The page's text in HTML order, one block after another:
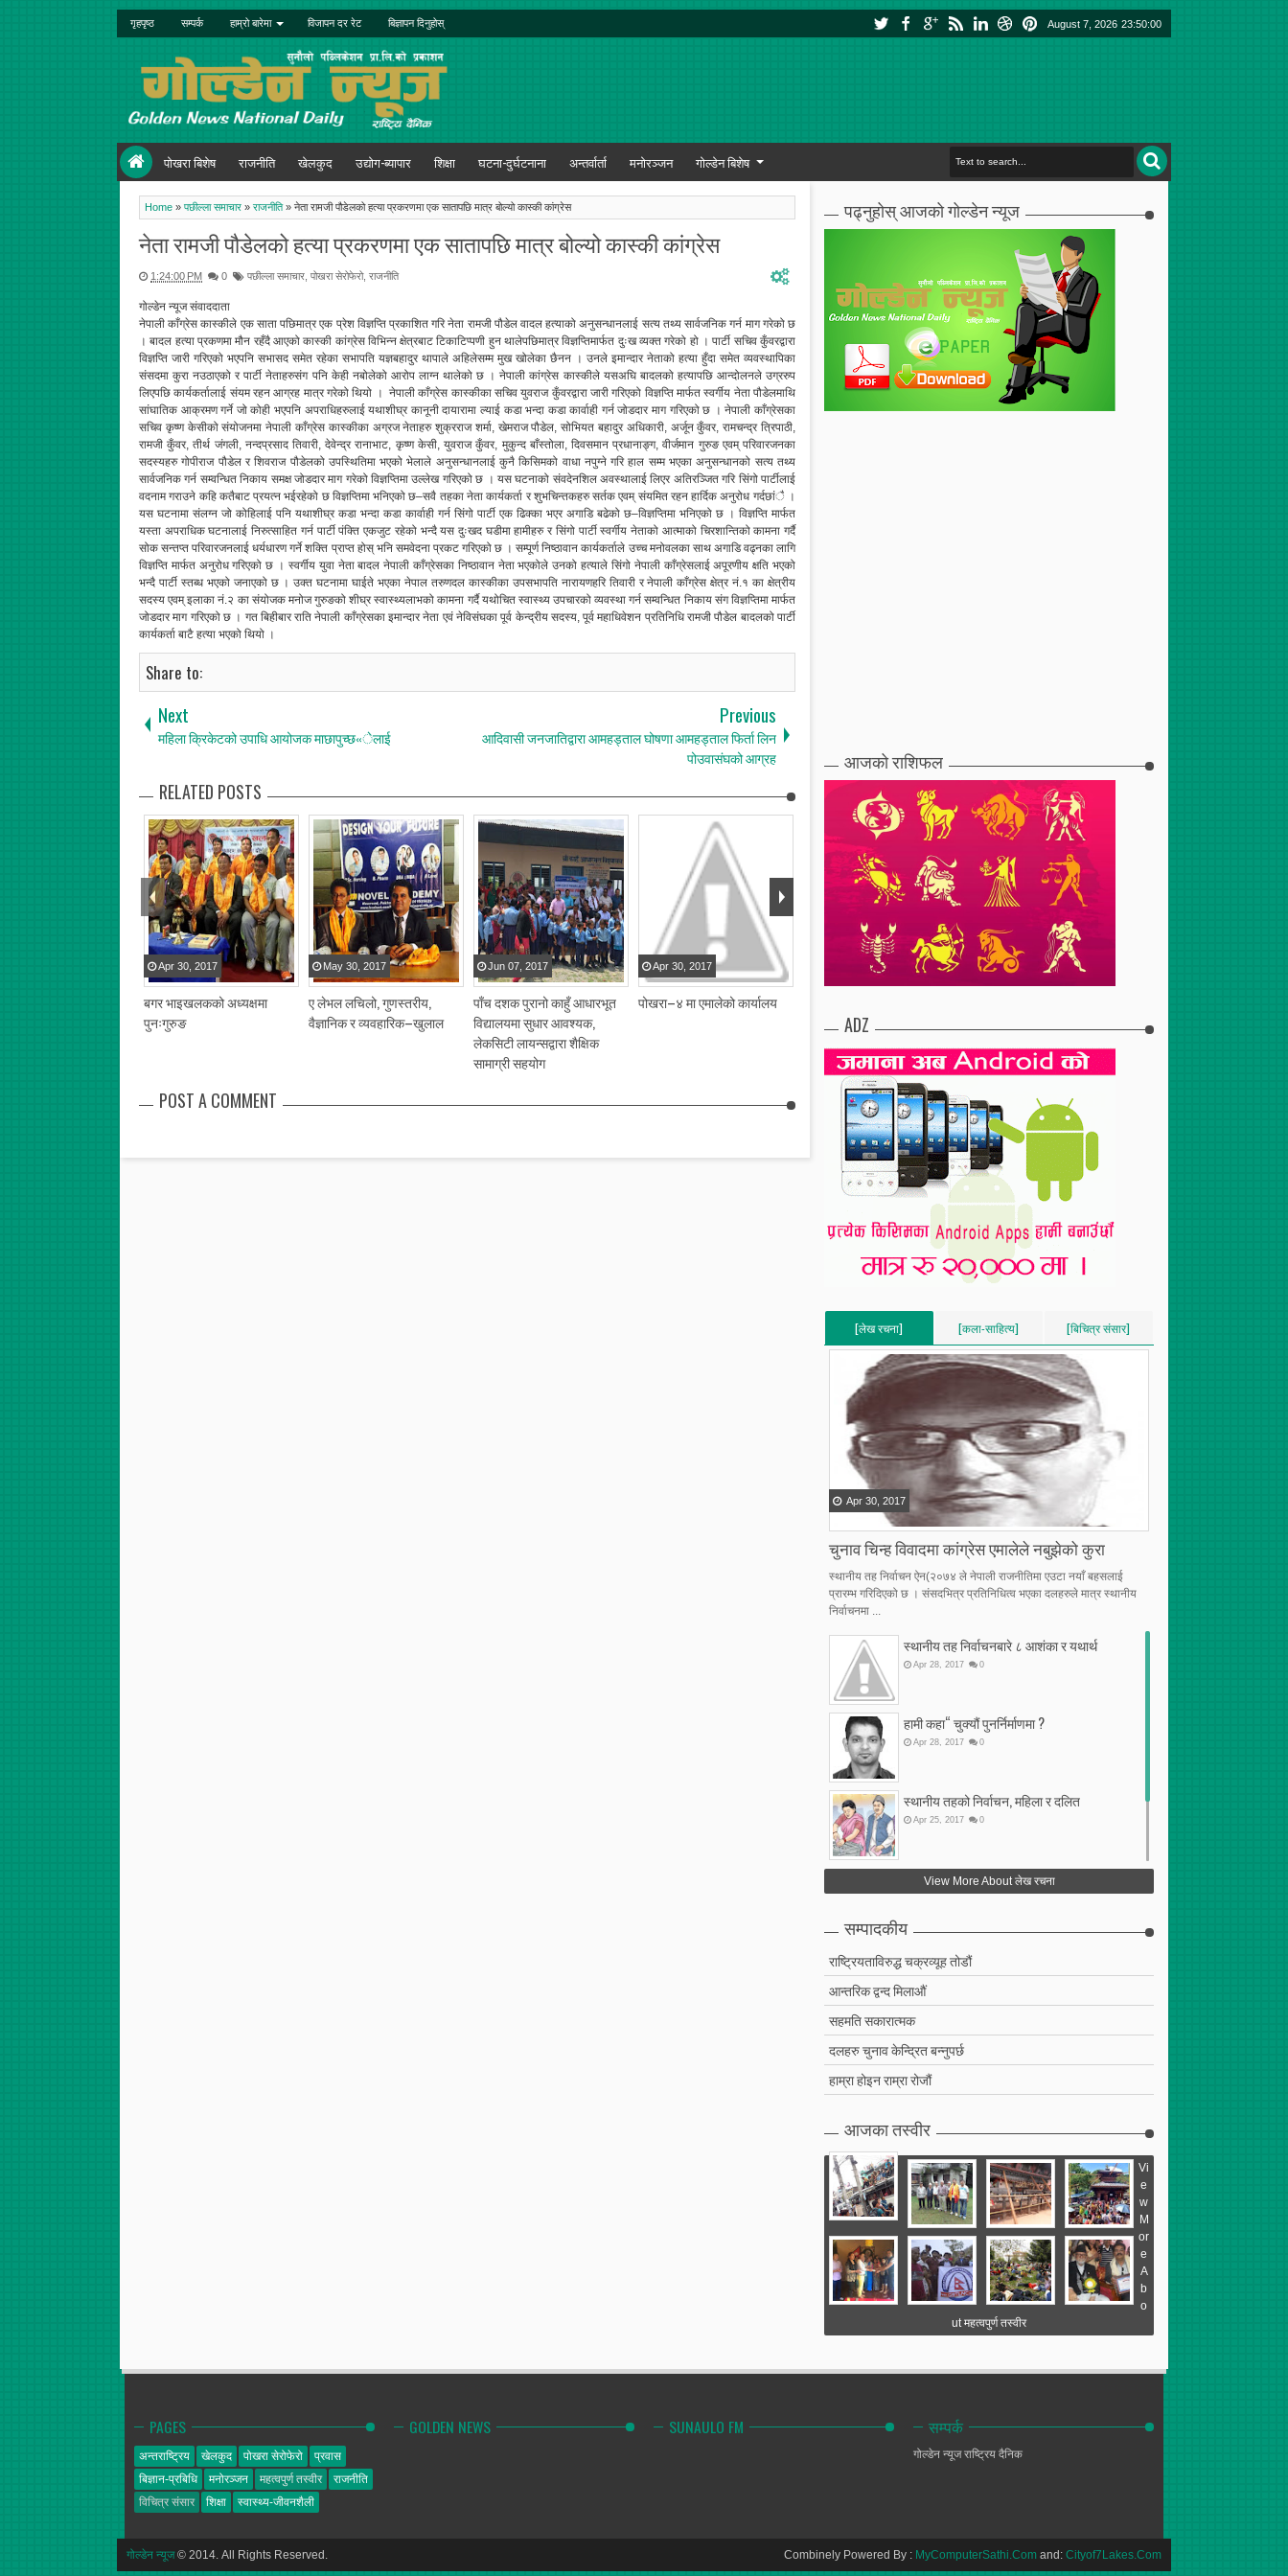
गृहपृष्ठ सम्पर्क हाम्रो बारेमा विजापन दर रेट बिज्ञापन दिनुहोस् August 7, 2026 23:50:01
पोखरा बिशेष राजनीति खेलकुद उद्योग-ब्यापार शिक्षा घटना-दुर्घटनाना अन्तर्वार्ता मनोरञ्जन गोल्डेन बिशेष
Home » पछील्ला समाचार » राजनीति » नेता रामजी पौडेलको हत्या प्रकरणमा एक सातापछि मात्र बोल्यो कास्की कांग्रेस
नेता रामजी पौडेलको हत्या प्रकरणमा एक सातापछि मात्र बोल्यो कास्की कांग्रेस
1:24:00 PM 0 पछील्ला समाचार पोखरा सेरोफेरो, राजनीति
गोल्डेन न्यूज संवाददाता
नेपाली काँग्रेस कास्कीले एक साता पछिमात्र एक प्रेश विज्ञप्ति प्रकाशित गरि नेता रामजी पौडेल वादल हत्याको अनुसन्धानलाई सत्य तथ्य सार्वजनिक गर्न माग गरेको छ
। बादल हत्या प्रकणमा मौन रहँदै आएको कास्की कांग्रेस विभिन्न क्षेत्रबाट टिकाटिप्पणी हुन थालेपछिमात्र विज्ञप्तिमार्फत दुःख व्यक्त गरेको हो । पार्टी सचिव कुँवरद्वारा
विज्ञप्ति जारी गरिएको भएपनि सभासद समेत रहेका सभापति यज्ञबहादुर थापाले अहिलेसम्म मुख खोलेका छैनन । उनले इमान्दार नेताको हत्या हुँदा समेत व्यवस्थापिका
संसदमा कुरा नउठाएको र पार्टी नेताहरुसंग पनि केही नबोलेको आरोप लाग्न थालेको छ । नेपाली कांग्रेस कास्कीले यसअघि बादलको हत्यापछि आन्दोलनले उग्ररुप
लिएपछि कार्यकर्तालाई संयम रहन आग्रह मात्र गरेको थियो । नेपाली काँग्रेस कास्कीका सचिव युवराज कुँवरद्वारा जारी गरिएको विज्ञप्ति मार्फत स्वर्गीय नेता पौडेलमाथि
सांघातिक आक्रमण गर्ने जो कोही भएपनि अपराधिहरुलाई यथाशीघ्र कानूनी दायारामा ल्याई कडा भन्दा कडा कार्वाही गर्न जोडदार माग गरिएको छ । नेपाली काँग्रेसका
सचिव कृष्ण केसीको संयोजनमा नेपाली काँग्रेस कास्कीका अग्रज नेताहरु शुक्रराज शर्मा, खेमराज पौडेल, सोभियत बहादुर अधिकारी, अर्जून कुँवर, रामचन्द्र त्रिपाठी,
रामजी कुँवर, तीर्थ जंगली, नन्दप्रसाद तिवारी, देवेन्द्र रानाभाट, कृष्ण केसी, युवराज कुँवर, मुकुन्द बाँस्तोला, दिवसमान प्रधानाङ्ग, वीर्जमान गुरुङ एवम् परिवारजनका
सदस्यहरु गोपीराज पौडेल र शिवराज पौडेलको उपस्थितिमा भएको भेलाले अनुसन्धानलाई कुनै किसिमको वाधा नपुग्ने गरि हाल सम्म भएका अनुसन्धानको सत्य तथ्य
सार्वजनिक गर्न सम्वन्धित निकाय समक्ष जोडदार माग गरेको विज्ञप्तिमा उल्लेख गरिएको छ । यस घटनाको संवदेनशिल अवस्थालाई लिएर अतिरञ्जित गरि सिंगो पार्टीलाई
वदनाम गराउने कहि कतैबाट प्रयत्न भईरहेको छ विज्ञप्तिमा भनिएको छ–सवै तहका नेता कार्यकर्ता र शुभचिन्तकहरु सर्तक एवम् संयमित रहन हार्दिक अनुरोध गर्दछांै ।
यस घटनामा संलग्न जो कोहिलाई पनि यथाशीघ्र कडा भन्दा कडा कार्वाही गर्न सिंगो पार्टी एक ढिक्का भएर अगाडि बढेको छ–विज्ञप्तिमा भनिएको छ । विज्ञप्ति मार्फत
यस्ता अपराधिक घटनालाई निरुत्साहित गर्न पार्टी पंक्ति एकजुट रहेको भन्दै यस दुःखद घडीमा हामीहरु र सिंगो पार्टी स्वर्गीय नेताको आत्माको चिरशान्तिको कामना गर्दै
सोक सन्तप्त परिवारजनलाई धर्यधारण गर्ने शक्ति प्राप्त होस् भनि समवेदना प्रकट गरिएको छ । सम्पूर्ण निष्ठावान कार्यकर्ताले उच्च मनोवलका साथ अगाडि वढ्नका लागि
विज्ञप्ति मार्फत अनुरोध गरिएको छ । स्वर्गीय युवा नेता बादल नेपाली काँग्रेसका निष्ठावान नेता भएकोले उनको हत्याले सिंगो नेपाली काँग्रेसलाई अपूरणीय क्षति भएको
भन्दै पार्टी स्तब्ध भएको जनाएको छ । उक्त घटनामा घाईते भएका नेपाल तरुणदल कास्कीका उपसभापति नारायणहरि तिवारी र नेपाली काँग्रेस क्षेत्र नं.१ का क्षेत्रीय
सदस्य एवम् इलाका नं.२ का संयोजक मनोज गुरुङको शीघ्र स्वास्थ्यलाभको कामना गर्दै यथोचित स्वास्थ्य उपचारको व्यवस्था गर्न सम्वन्धित निकाय संग विज्ञप्तिमा मार्फत
जोडदार माग गरिएको छ । गत बिहीबार राति नेपाली काँग्रेसका इमान्दार नेता एवं नेविसंघका पूर्व केन्द्रीय सदस्य, पूर्व महाधिवेशन प्रतिनिधि रामजी पौडेल बादलको पार्टी
कार्यकर्ता बाटै हत्या भएको थियो ।
Share to:
Next
महिला क्रिकेटको उपाधि आयोजक माछापुच्छ«ेलाई
Previous
आदिवासी जनजातिद्वारा आमहड्ताल घोषणा आमहड्ताल फिर्ता लिन
पोउवासंघको आग्रह
RELATED POSTS
बगर भाइखलकको अध्यक्षमा
पुनःगुरुङ
Apr 30 2017
ए लेभल लचिलो, गुणस्तरीय,
वैज्ञानिक र व्यवहारिक–खुलाल
May 30 2017
पाँच दशक पुरानो काहुँ आधारभूत
विद्यालयमा सुधार आवश्यक,
लेकसिटी लायन्सद्वारा शैक्षिक
सामाग्री सहयोग
Jun 07 2017
पोखरा–४ मा एमालेको कार्यालय
Apr 30 2017 2017 Apr 30,2017
POST A COMMENT
पढ्नुहोस् आजको गोल्डेन न्यूज
आजको राशिफल
ADZ
[लेख रचना]
[VERTICAL]
[RECENT][5]
[कला-साहित्य]
[VERTICAL]
[बिचित्र संसार]
[VERTICAL]
[RECENT][5]
चुनाव चिन्ह विवादमा कांग्रेस एमालेले नबुझेको कुरा
Apr 30 2017
स्थानीय तह निर्वाचन ऐन(२०७४ ले नेपाली राजनीतिमा एउटा नयाँ बहसलाई
प्रारम्भ गरिदिएको छ । संसदभित्र प्रतिनिधित्व भएका दलहरुले मात्र स्थानीय
निर्वाचनमा ...
स्थानीय तह निर्वाचनबारे ८ आशंका र यथार्थ
Apr 28 2017 0
हामी कहा“ चुक्यौं पुनर्निर्माणमा ?
Apr 28 2017 0
स्थानीय तहको निर्वाचन, महिला र दलित
Apr 25 2017 0
फेरि अर्को गलत सहमति
View More About लेख रचना
सम्पादकीय
राष्ट्रियताविरुद्ध चक्रव्यूह तोडौं
आन्तरिक द्वन्द मिलाऔं
सहमति सकारात्मक
दलहरु चुनाव केन्द्रित बन्नुपर्छ
हाम्रा होइन राम्रा रोजौं
आजका तस्वीर
Vi
e
w
M
or
e
A
b
o
ut महत्वपुर्ण तस्वीर
PAGES
अन्तराष्ट्रिय खेलकुद पोखरा सेरोफेरो
प्रवास
बिज्ञान-प्रबिधि
मनोरञ्जन महत्वपुर्ण तस्वीर
राजनीति
विचित्र संसार
शिक्षा स्वास्थ्य-जीवनशैली
GOLDEN NEWS SUNAULO FM सम्पर्क
गोल्डेन न्यूजराष्ट्रिय दैनिक
गोल्डेन न्यूज© 2014. All Rights Reserved. Combinely Powered By : MyComputerSathi.Com and: Cityof7Lakes.Com